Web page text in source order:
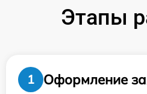
Этапы
1
Оформление